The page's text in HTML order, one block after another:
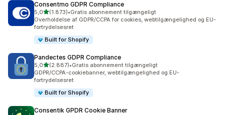
Consentmo GDPR Compliance
5,0ud af 5 stjerner
(1.873)
1873 anmeldelser i alt
•Gratis abonnement tilgængeligt
Overholdelse af GDPR/CCPA for cookies, webtilgængelighed og EU-
fortrydelsesret
Built for Shopify
Pandectes GDPR Compliance
5,0ud af 5 stjerner
(2.887)
2887 anmeldelser i alt
•Gratis abonnement tilgængeligt
GDPR/CCPA-cookiebanner, webtilgængelighed og EU-
fortrydelsesret
Built for Shopify
Consentik GPDR Cookie Banner